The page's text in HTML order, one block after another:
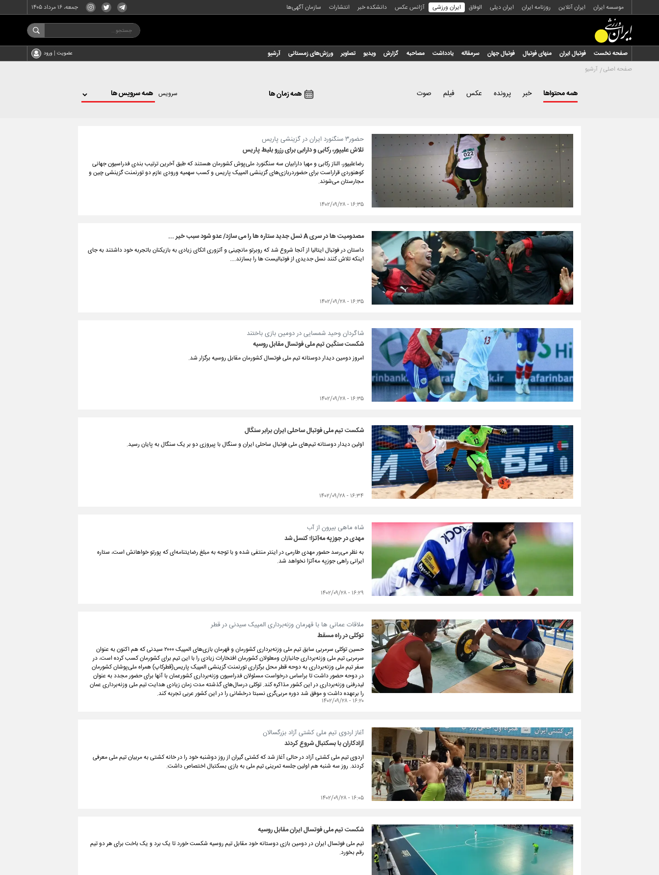
موسسه ایران ایران آنلاین روزنامه ایران ایران دیلی الوفاق ایران ورزشی آژانس عکس دانشکده خبر انتشارات سازمان آگهی‌ها جمعه، ۱۶ مرداد ۱۴۰۵
صفحه نخست فوتبال ایران منهای فوتبال فوتبال جهان سرمقاله یادداشت مصاحبه گزارش ویدیو تصاویر ورزش‌های زمستانی آرشیو عضویت | ورود
صفحه اصلی آرشیو
همه محتواها خبر پرونده عکس فیلم صوت همه زمان ها سرویس
حضور۳ سنگنورد ایران در گزینشی پاریس
تلاش علیپور، رکابی و دارابی برای رزرو بلیط پاریس
رضاعلیپور، الناز رکابی و مهیا دارابیان سه سنگنورد ملی‌پوش کشورمان هستند که طبق آخرین ترتیب بندی فدراسیون جهانی
کوهنوردی قراراست برای حضوردربازی‌های گزینشی المپیک پاریس و کسب سهمیه ورودی عازم دو تورنمنت گزینشی چین و
مجارستان می‌شوند.
۱۶:۳۵ - ۱۴۰۲/۰۹/۲۸
مصدومیت ها در سری A نسل جدید ستاره ها را می سازد/ عدو شود سبب خیر ...
داستان در فوتبال ایتالیا از آنجا شروع شد که روبرتو مانچینی و آتزوری اتکای زیادی به بازیکنان باتجربه خود داشتند به جای
اینکه تلاش کنند نسل جدیدی از فوتبالیست ها را بسازند....
۱۶:۳۵ - ۱۴۰۲/۰۹/۲۸
شاگردان وحید شمسایی در دومین بازی باختند
شکست سنگین تیم ملی فوتسال مقابل روسیه
امروز دومین دیدار دوستانه تیم ملی فوتسال کشورمان مقابل روسیه برگزار شد.
۱۶:۳۵ - ۱۴۰۲/۰۹/۲۸
شکست تیم ملی فوتبال ساحلی ایران برابر سنگال
اولین دیدار دوستانه تیم‌های ملی فوتبال ساحلی ایران و سنگال با پیروزی دو بر یک سنگال به پایان رسید.
۱۶:۳۴ - ۱۴۰۲/۰۹/۲۸
شاه ماهی بیرون از آب
مهدی در جوزپه مه‌آتزا؛ کنسل شد
به نظر می‌رسد حضور مهدی طارمی در اینتر منتفی شده و با توجه به مبلغ رضایتنامه‌ای که پورتو خواهانش است، ستاره
ایرانی راهی جوزپه مه‌آتزا نخواهد شد.
۱۶:۲۹ - ۱۴۰۲/۰۹/۲۸
ملاقات عمانی ها با قهرمان وزنه‌برداری المپیک سیدنی در قطر
توکلی در راه مسقط
حسین توکلی سرمربی سابق تیم ملی وزنه‌برداری کشورمان و قهرمان بازی‌های المپیک ۲۰۰۰ سیدنی که هم اکنون به عنوان
سرمربی تیم ملی وزنه‌برداری جانبازان ومعلولان کشورمان افتخارات زیادی را با این تیم برای کشورمان کسب کرده است، در
سفر تیم ملی وزنه‌برداری به دوحه قطر محل برگزاری تورنمنت گزینشی المپیک پاریس(قطرکاپ) همراه ملی‌پوشان کشورمان
در دوحه حضور داشت تا براساس درخواست مسئولان فدراسیون وزنه‌برداری کشورعمان با آنها برای حضور مجدد به عنوان
لیدرفنی وزنه‌برداری در این کشور مذاکره کند. توکلی درسال‌های گذشته مدت زمان زیادی هدایت تیم ملی وزنه‌برداری عمان
را برعهده داشت و موفق شد دوره مربی‌گری نسبتا درخشانی را در این کشور عربی تجربه کند.
۱۶:۲۰ - ۱۴۰۲/۰۹/۲۸
آغاز اردوی تیم ملی کشتی آزاد بزرگسالان
آزادکاران با بسکتبال شروع کردند
اردوی تیم ملی کشتی آزاد در حالی آغاز شد که کشتی گیران از روز دوشنبه خود را در خانه کشتی به مربیان تیم ملی معرفی
کردند. روز سه شنبه هم اولین جلسه تمرینی تیم ملی به بازی بسکتبال اختصاص داشت.
۱۶:۰۵ - ۱۴۰۲/۰۹/۲۸
شکست تیم ملی فوتسال ایران مقابل روسیه
تیم ملی فوتسال ایران در دومین بازی دوستانه خود مقابل تیم روسیه شکست خورد تا یک برد و یک باخت برای هر دو تیم
رقم بخورد.